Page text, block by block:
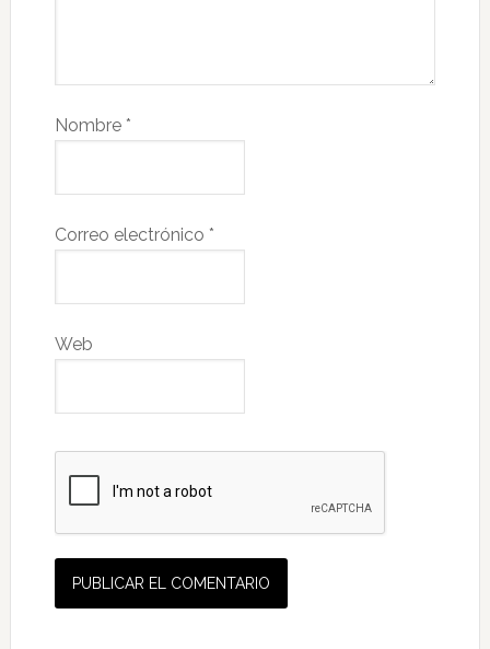
Nombre *
Correo electrónico *
Web